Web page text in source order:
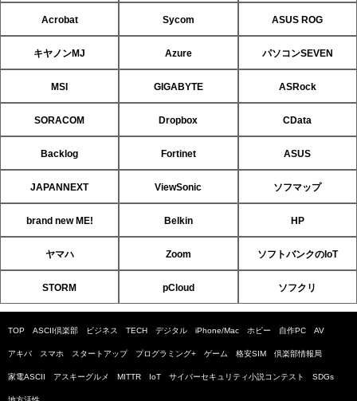
Acrobat Sycom ASUS ROG
キヤノンMJ Azure パソコンSEVEN
MSI GIGABYTE ASRock
SORACOM Dropbox CData
Backlog Fortinet ASUS
JAPANNEXT ViewSonic ソフマップ
brand new ME! Belkin HP
ヤマハ Zoom ソフトバンクのIoT
STORM pCloud ソフクリ
TOP ASCII倶楽部 ビジネス TECH デジタル iPhone/Mac ホビー 自作PC AV
アキバ スマホ スタートアップ プログラミング+ ゲーム 格安SIM 倶楽部情報局
家電ASCII アスキーグルメ MITTR IoT サイバーセキュリティ小説コンテスト SDGs